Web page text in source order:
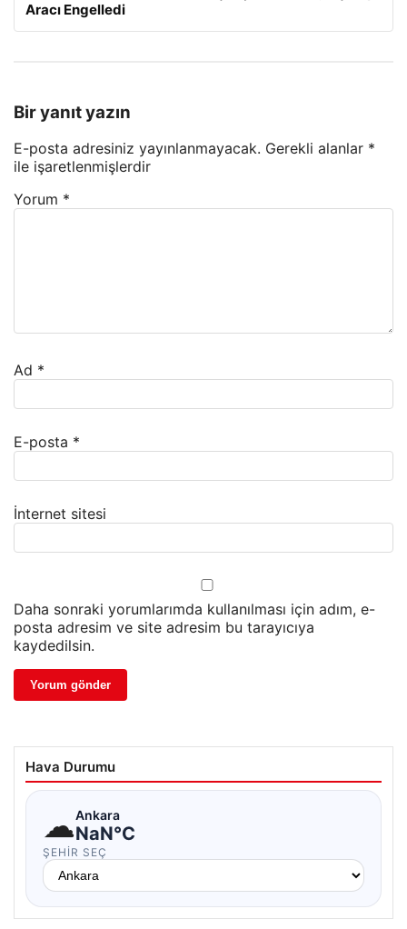
Aracı Engelledi
Bir yanıt yazın
E-posta adresiniz yayınlanmayacak. Gerekli alanlar *
ile işaretlenmişlerdir
Yorum *
Ad *
E-posta *
İnternet sitesi
Daha sonraki yorumlarımda kullanılması için adım, e-
posta adresim ve site adresim bu tarayıcıya
kaydedilsin.
Hava Durumu
☁Ankara
NaN°C
ŞEHIR SEÇ